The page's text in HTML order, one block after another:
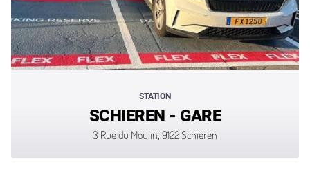
STATION
SCHIEREN - GARE
3 Rue du Moulin, 9122 Schieren